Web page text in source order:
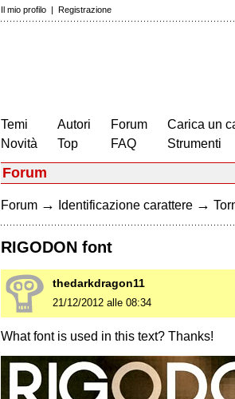
Il mio profilo | Registrazione
Temi
Novità
Autori
Top
Forum
FAQ
Carica un
Strumenti
Forum
Forum → Identificazione carattere →
RIGODON font
thedarkdragon11
21/12/2012 alle 08:34
What font is used in this text? Thanks!